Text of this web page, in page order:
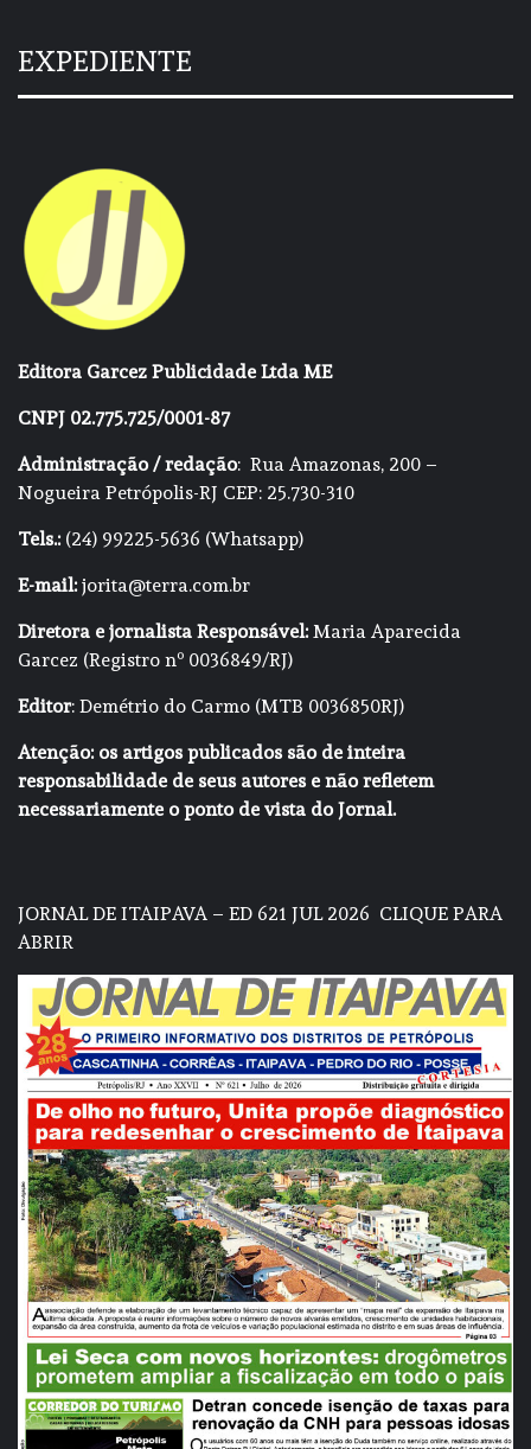
EXPEDIENTE
Editora Garcez Publicidade Ltda ME
CNPJ 02.775.725/0001-87
Administração / redação: Rua Amazonas, 200 –
Nogueira Petrópolis-RJ CEP: 25.730-310
Tels.:(24) 99225-5636 (Whatsapp)
E-mail:jorita@terra.com.br
Diretora e jornalista Responsável:Maria Aparecida
Garcez (Registro nº 0036849/RJ)
Editor: Demétrio do Carmo (MTB 0036850RJ)
Atenção: os artigos publicados são de inteira
responsabilidade de seus autores e não refletem
necessariamente o ponto de vista do Jornal.
JORNAL DE ITAIPAVA – ED 621 JUL 2026 CLIQUE PARA
ABRIR